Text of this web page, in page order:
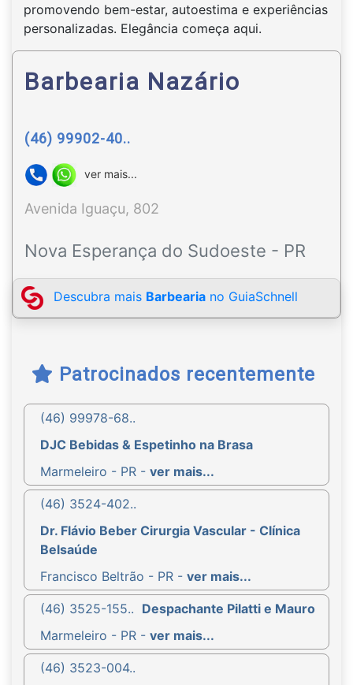
promovendo bem-estar, autoestima e experiências
personalizadas. Elegância começa aqui.
Barbearia Nazário
(46) 99902-40..
ver mais...
Avenida Iguaçu, 802
Nova Esperança do Sudoeste - PR
Descubra mais Barbearia no GuiaSchnell
Patrocinados recentemente
(46) 99978-68..
DJC Bebidas & Espetinho na Brasa
Marmeleiro - PR - ver mais...
(46) 3524-402..
Dr. Flávio Beber Cirurgia Vascular - Clínica
Belsaúde
Francisco Beltrão - PR - ver mais...
(46) 3525-155.. Despachante Pilatti e Mauro
Marmeleiro - PR - ver mais...
(46) 3523-004..